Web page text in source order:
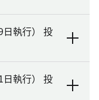
執行） 投
執行） 投